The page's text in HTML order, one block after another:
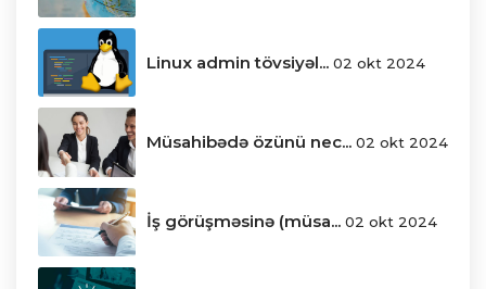
Linux admin tövsiyəl... 02 okt 2024
Müsahibədə özünü nec... 02 okt 2024
İş görüşməsinə (müsa... 02 okt 2024